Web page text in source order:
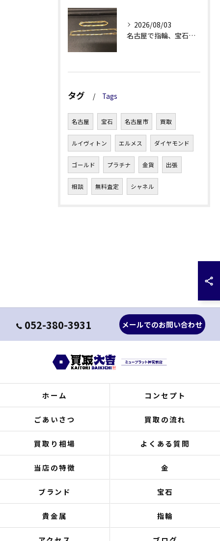
2026/08/03
名古屋で指輪、宝石買取なら当店で！！。
タグ Tags
名古屋 宝石 名古屋市 買取
ルイヴィトン エルメス ダイヤモンド
ゴールド プラチナ 金貨 出張
相談 無料査定 シャネル
052-380-3931 メールでのお問い合わせ
ホーム コンセプト
ごあいさつ 買取の流れ
買取り相場 よくある質問
当店の特徴 金
ブランド 宝石
貴金属 指輪